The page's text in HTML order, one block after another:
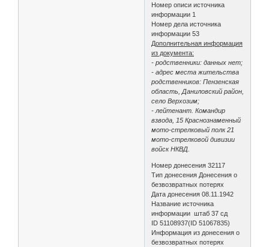
Номер описи источника
информации 1
Номер дела источника
информации 53
Дополнительная информация
из документа:
- родственники: данных нет;
- адрес места жительства
родственников: Пензенская
область, Даниловский район,
село Верхозим;
- лейтенант. Командир
взвода, 15 Краснознаменный
мото-стрелковый полк 21
мото-стрелковой дивизии
войск НКВД.
Номер донесения 32117
Тип донесения Донесения о
безвозвратных потерях
Дата донесения 08.11.1942
Название источника
информации штаб 37 сд
ID 51108937(ID 51067835)
Информация из донесения о
безвозвратных потерях